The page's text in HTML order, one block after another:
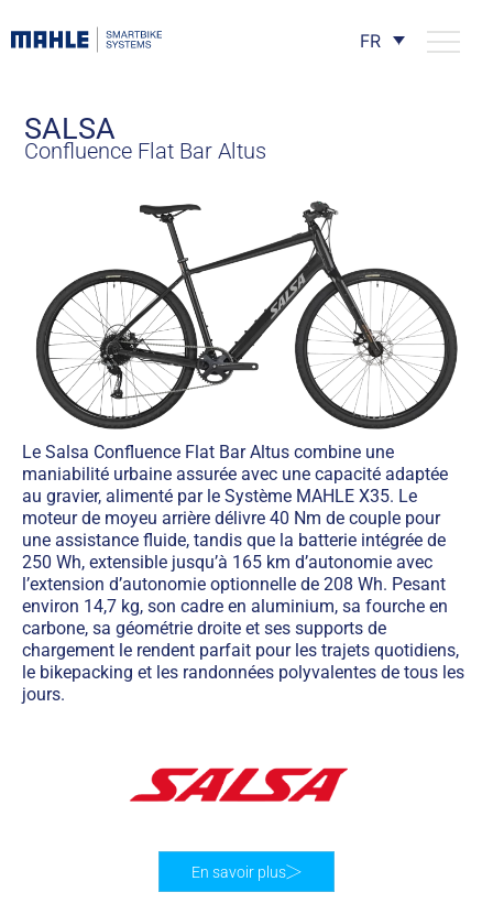
FR
SALSA
Confluence Flat Bar Altus
Le Salsa Confluence Flat Bar Altus combine une
maniabilité urbaine assurée avec une capacité adaptée
au gravier, alimenté par le Système MAHLE X35. Le
moteur de moyeu arrière délivre 40 Nm de couple pour
une assistance fluide, tandis que la batterie intégrée de
250 Wh, extensible jusqu’à 165 km d’autonomie avec
l’extension d’autonomie optionnelle de 208 Wh. Pesant
environ 14,7 kg, son cadre en aluminium, sa fourche en
carbone, sa géométrie droite et ses supports de
chargement le rendent parfait pour les trajets quotidiens,
le bikepacking et les randonnées polyvalentes de tous les
jours.
En savoir plus